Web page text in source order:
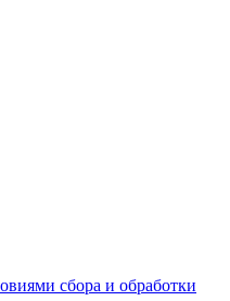
сбора и обработки